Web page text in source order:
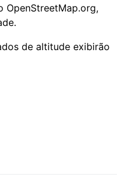
OpenStreetMap.org,
de altitude exibirão